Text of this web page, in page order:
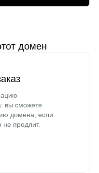
домен
вы сможете
домена, если
не продлит.